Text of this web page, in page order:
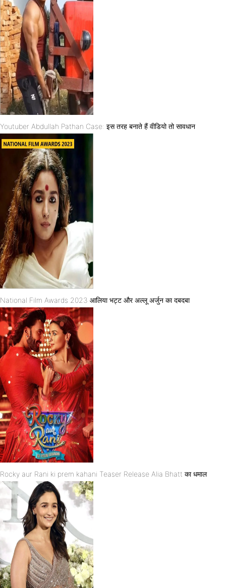
Youtuber Abdullah Pathan Case: इस तरह बनाते हैं वीडियो तो सावधान
National Film Awards 2023 आलिया भट्ट और अल्लू अर्जुन का दबदबा
Rocky aur Rani ki prem kahani Teaser Release Alia Bhatt का धमाल